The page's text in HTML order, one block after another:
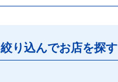
絞り込んでお店を探す